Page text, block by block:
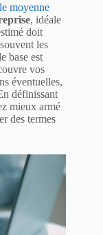
moyenne
, idéale
doit
les
base est
vos
éventuelles,
définissant
mieux armé
des termes